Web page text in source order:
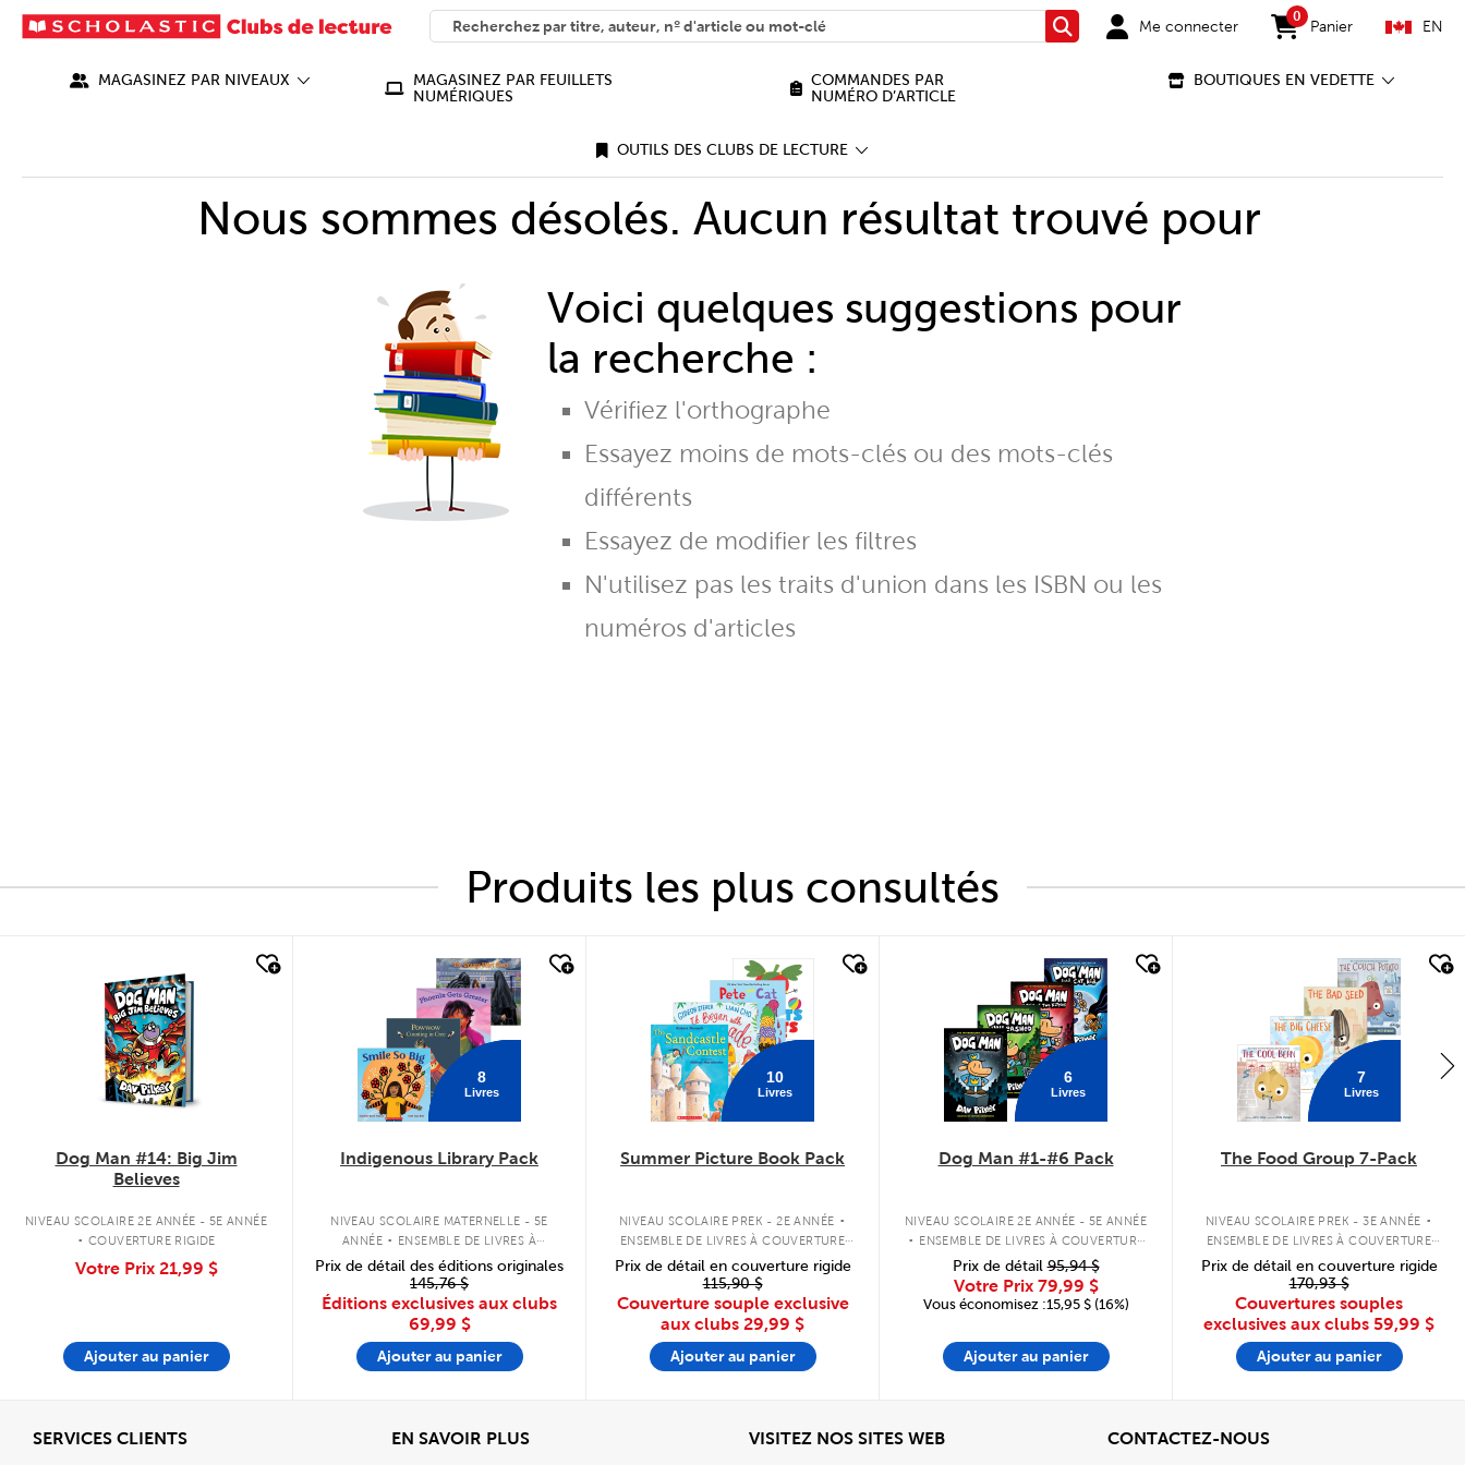
SEARCH
What can we help you find?
RechercherMe connecter
0
items in cart
Panier EN
MAGASINEZ PAR NIVEAUX
MAGASINEZ PAR FEUILLETS
NUMÉRIQUES
COMMANDES PAR
NUMÉRO D’ARTICLE
BOUTIQUES EN VEDETTE
OUTILS DES CLUBS DE LECTURE
Nous sommes désolés. Aucun résultat trouvé pour
Voici quelques suggestions pour
la recherche :
Vérifiez l'orthographe
Essayez moins de mots-clés ou des mots-clés
différents
Essayez de modifier les filtres
N'utilisez pas les traits d'union dans les ISBN ou les
numéros d'articles
Produits les plus consultés
Dog Man #14: Big Jim
Believes
NIVEAU SCOLAIRE 2E ANNÉE - 5E ANNÉE
. COUVERTURE RIGIDE
Votre Prix 21,99 $
Ajouter au panier
8
Livres
Indigenous Library Pack
NIVEAU SCOLAIRE MATERNELLE - 5E
ANNÉE . ENSEMBLE DE LIVRES À
COUVERTURE SOUPLE
Prix de détail des éditions originales
145,76 $
Éditions exclusives aux clubs
69,99 $
Ajouter au panier
10
Livres
Summer Picture Book Pack
NIVEAU SCOLAIRE PREK - 2E ANNÉE .
ENSEMBLE DE LIVRES À COUVERTURE
Prix de détail en couverture rigide
115,90 $
Couverture souple exclusive
aux clubs 29,99 $
Ajouter au panier
6
Livres
Dog Man #1-#6 Pack
NIVEAU SCOLAIRE 2E ANNÉE - 5E ANNÉE
. ENSEMBLE DE LIVRES À COUVERTURE
RIGIDE
Prix de détail95,94 $
Votre Prix 79,99 $
Vous économisez :15,95 $ (16%)
Ajouter au panier
7
Livres
The Food Group 7-Pack
NIVEAU SCOLAIRE PREK - 3E ANNÉE .
ENSEMBLE DE LIVRES À COUVERTURE
Prix de détail en couverture rigide
170,93 $
Couvertures souples
exclusives aux clubs 59,99 $
Ajouter au panier
SERVICES CLIENTSAfficher EN SAVOIR PLUSView VISITEZ NOS SITES WEBAfficher CONTACTEZ-NOUSView